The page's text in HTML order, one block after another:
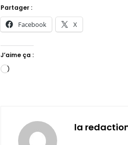
Partager :
Facebook X
J’aime ça :
Chargement…
la